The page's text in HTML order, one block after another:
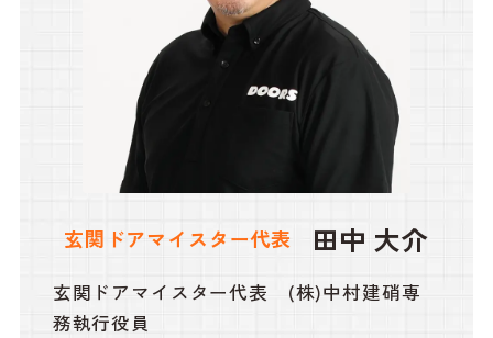
玄関ドアマイスター代表 田中 大介
玄関ドアマイスター代表 (株)中村建硝専
務執行役員